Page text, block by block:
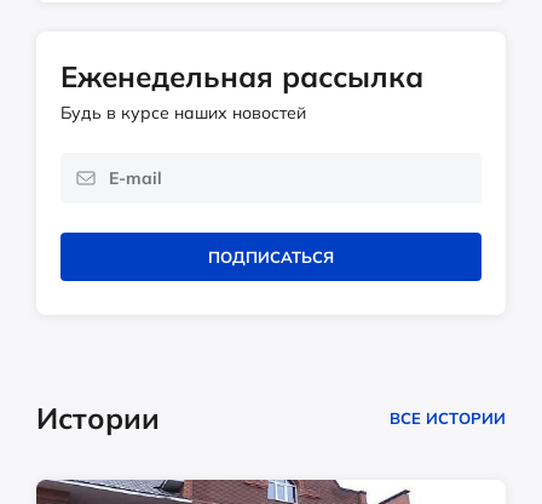
Еженедельная рассылка
Будь в курсе наших новостей
ПОДПИСАТЬСЯ
Истории ВСЕ ИСТОРИИ